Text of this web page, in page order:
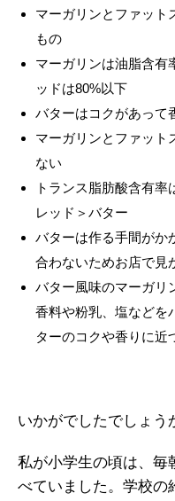
マーガリンとファット
もの
マーガリンは油脂含有
ッドは80%以下
バターはコクがあって
マーガリンとファット
ない
トランス脂肪酸含有
レッド＞バター
バターは作る手間がか
合わないためお店で見
バター風味のマーガリ
香料や粉乳、塩などを
ターのコクや香りに近
いかがでしたでしょう
私が小学生の頃は、毎
べていました。学校の